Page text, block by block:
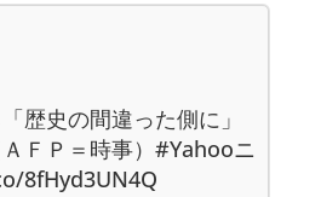
歴史の間違った側に」
ＦＰ＝時事）#Yahooニ
8fHyd3UN4Q